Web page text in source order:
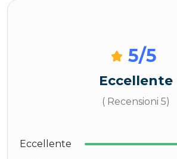
5/5
Eccellente
( Recensioni 5)
Eccellente